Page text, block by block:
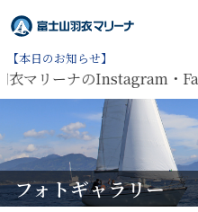
【本日のお知らせ】
ーナのInstagram・
フォトギャラリー